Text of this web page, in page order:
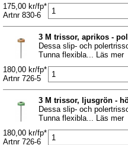
175,00 kr/fp*
Artnr 830-6
3 M trissor, aprikos -
Dessa slip- och
Tunna flexibla... Läs mer
180,00 kr/fp*
Artnr 726-5
3 M trissor, ljusgrön -
Dessa slip- och
Tunna flexibla... Läs mer
180,00 kr/fp*
Artnr 726-6